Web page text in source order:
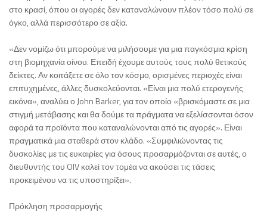
στο κρασί, όπου οι αγορές δεν καταναλώνουν πλέον τόσο πολύ σε
όγκο, αλλά περισσότερο σε αξία.
«Δεν νομίζω ότι μπορούμε να μιλήσουμε για μια παγκόσμια κρίση
στη βιομηχανία οίνου. Επειδή έχουμε αυτούς τους πολύ θετικούς
δείκτες. Αν κοιτάξετε σε όλο τον κόσμο, ορισμένες περιοχές είναι
επιτυχημένες, άλλες δυσκολεύονται. «Είναι μια πολύ ετερογενής
εικόνα», αναλύει ο John Barker, για τον οποίο «βρισκόμαστε σε μια
στιγμή μετάβασης και θα δούμε τα πράγματα να εξελίσσονται όσον
αφορά τα προϊόντα που καταναλώνονται από τις αγορές». Είναι
πραγματικά μια σταθερά στον κλάδο. «Συμφιλιώνοντας τις
δυσκολίες με τις ευκαιρίες για όσους προσαρμόζονται σε αυτές, ο
διευθυντής του OIV καλεί τον τομέα να ακούσει τις τάσεις
προκειμένου να τις υποστηρίξει».
Πρόκληση προσαρμογής